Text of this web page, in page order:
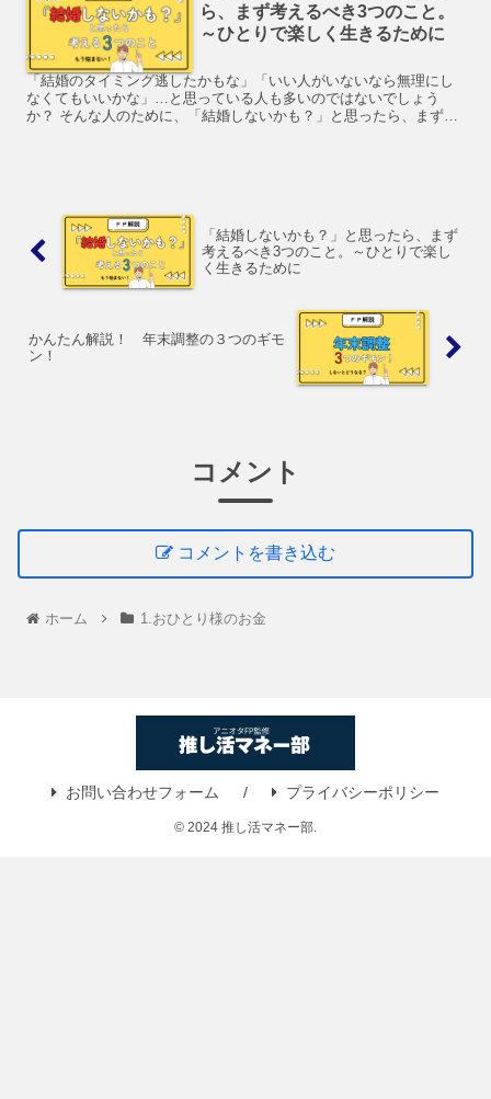
ら、まず考えるべき3つのこと。
～ひとりで楽しく生きるために
「結婚のタイミング逃したかもな」「いい人がいないなら無理にし
なくてもいいかな」…と思っている人も多いのではないでしょう
か？ そんな人のために、「結婚しないかも？」と思ったら、まず考
「結婚しないかも？」と思ったら、まず
考えるべき3つのこと。～ひとりで楽し
く生きるために
かんたん解説！ 年末調整の３つのギモ
ン！
コメント
コメントを書き込む
ホーム 1.おひとり様のお金
お問い合わせフォーム プライバシーポリシー
© 2024 推し活マネー部.